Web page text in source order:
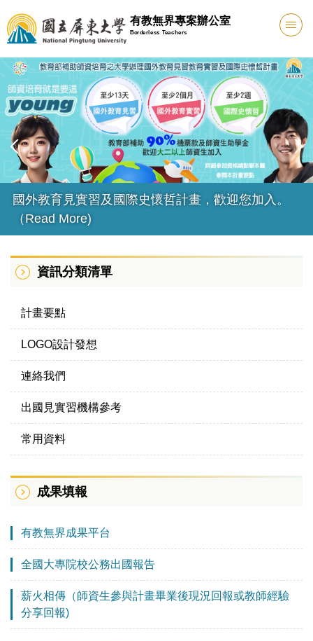
到
主
要
內
容
區
有教無界專案辦公室
Borderless Teachers
國外教育見實習及國際史懷哲計畫，歡迎您加入。
（Read More)
資訊分類清單
計畫要點
LOGO設計發想
連絡我們
出國見實習機構參考
常用資料
成果填報
有教無界成果平台
全國大專院校公務出國報告
薪火相傳（師資生參與計畫畢業後現況回報或教師經驗
分享回報)